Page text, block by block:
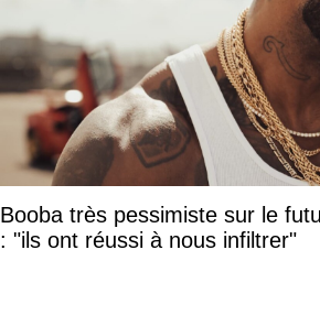
Booba très pessimiste sur le
: "ils ont réussi à nous infiltrer"